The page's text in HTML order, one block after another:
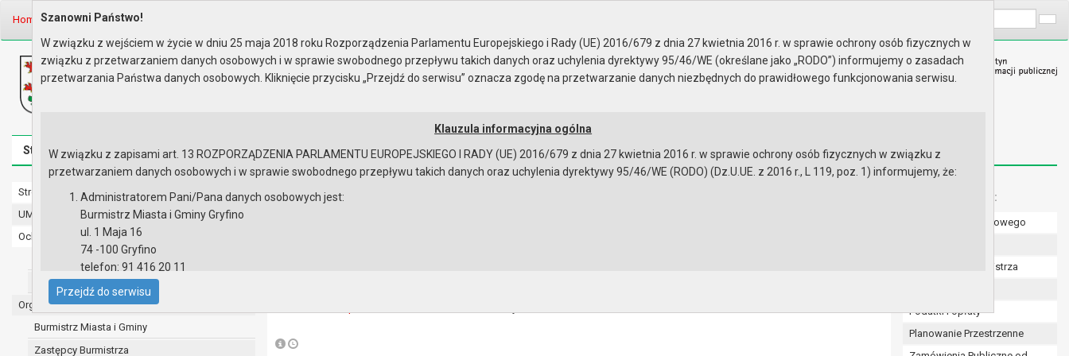
Home Prawo lokalne Sprawozdania Burmistrza od 29...
Biuletyn Informacji Publicznej
Urząd Miasta i Gminy w Gryfinie
Strona główna Mapa serwisu Aktualności Redakcja Instrukcja korzystania Dostępność
Strona główna
UMiG - telefony wewnętrzne
Ochrona danych osobowych
Urząd Miasta i Gminy w Gryfinie
Straż Miejska
Organy
Burmistrz Miasta i Gminy
Zastępcy Burmistrza
Sprawozdania Burmistrza od 29.10.2014 Menu dodatkowe:
Numer konta bankowego
Zarządzenia Burmistrza
Podatki i opłaty
Planowanie Przestrzenne
Szanowni Państwo!
W związku z wejściem w życie w dniu 25 maja 2018 roku Rozporządzenia Parlamentu Europejskiego i Rady (UE) 2016/679 z dnia 27 kwietnia 2016 r. w sprawie ochrony osób fizycznych w
związku z przetwarzaniem danych osobowych i w sprawie swobodnego przepływu takich danych oraz uchylenia dyrektywy 95/46/WE (określane jako „RODO”) informujemy o zasadach
przetwarzania Państwa danych osobowych. Kliknięcie przycisku „Przejdź do serwisu” oznacza zgodę na przetwarzanie danych niezbędnych do prawidłowego funkcjonowania serwisu.
Klauzula informacyjna ogólna
W związku z zapisami art. 13 ROZPORZĄDZENIA PARLAMENTU EUROPEJSKIEGO I RADY (UE) 2016/679 z dnia 27 kwietnia 2016 r. w sprawie ochrony osób fizycznych w związku z
przetwarzaniem danych osobowych i w sprawie swobodnego przepływu takich danych oraz uchylenia dyrektywy 95/46/WE (RODO) (Dz.U.UE. z 2016 r., L 119, poz. 1) informujemy, że:
Administratorem Pani/Pana danych osobowych jest:
Burmistrz Miasta i Gminy Gryfino
ul. 1 Maja 16
74 -100 Gryfino
telefon: 91 416 20 11
e-mail:
burmistrz@gryfino.pl
Dane kontaktowe Inspektora Ochrony Danych:
e-mail:iod@gryfino.pl
Przejdź do serwisu